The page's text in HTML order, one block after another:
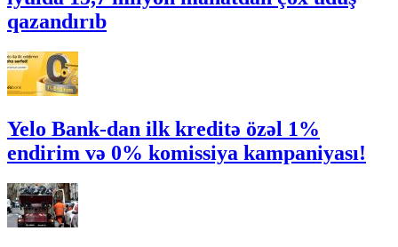
qazandırıb
Yelo Bank-dan ilk kreditə özəl 1%
endirim və 0% komissiya kampaniyası!